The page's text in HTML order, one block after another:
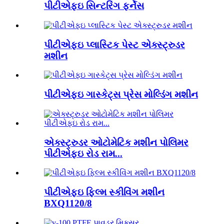
પીટીએફઇ સિન્ટરિંગ ફર્નેસ
પીટીએફઇ પ્લાસ્ટિક પેસ્ટ એક્સ્ટ્રુડર
મશીન
પીટીએફઇ ગાસ્કેટ્સ પ્રેસ મોલ્ડિંગ મશીન
એક્સ્ટ્રુડર ઓટોમેટિક મશીન પોલિમર
પીટીએફઇ રોડ રામ...
પીટીએફઇ ફિલ્મ સ્કીવિંગ મશીન
BXQ1120/8